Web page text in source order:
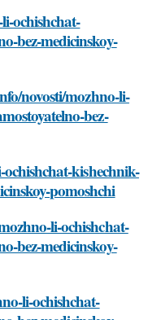
ochishchat-
bez-medicinskoy-
novosti/mozhno-li-
bez-
kishechnik-
pomoshchi
li-ochishchat-
bez-medicinskoy-
li-ochishchat-